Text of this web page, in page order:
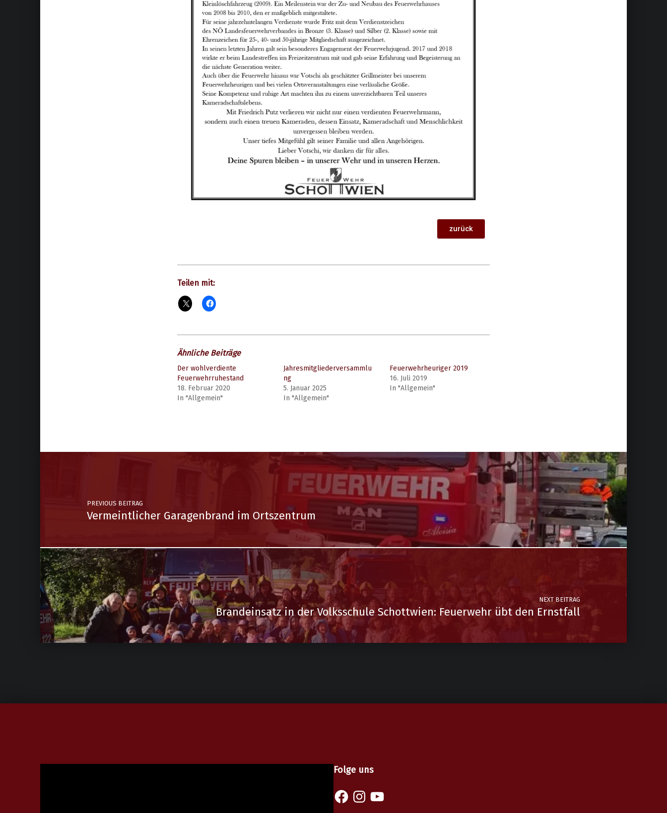
zurück
Teilen mit:
Ähnliche Beiträge
Der wohlverdiente
Feuerwehrruhestand
18. Februar 2020
In "Allgemein"
Jahresmitgliederversammlu
ng
5. Januar 2025
In "Allgemein"
Feuerwehrheuriger 2019
16. Juli 2019
In "Allgemein"
PREVIOUS BEITRAG
Vermeintlicher Garagenbrand im Ortszentrum
NEXT BEITRAG
Brandeinsatz in der Volksschule Schottwien: Feuerwehr übt den Ernstfall
Folge uns